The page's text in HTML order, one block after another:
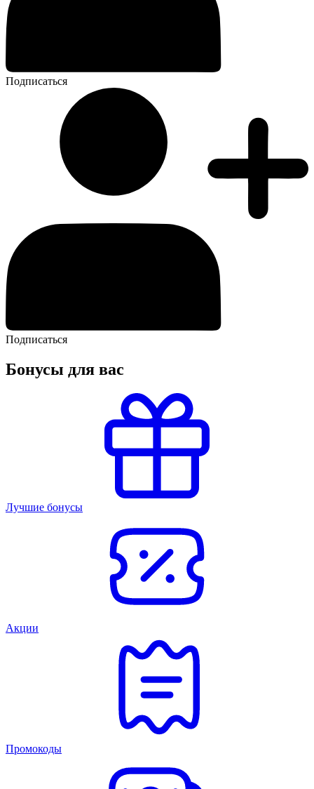
Подписаться
Подписаться
Бонусы для вас
Лучшие бонусы
Акции
Промокоды